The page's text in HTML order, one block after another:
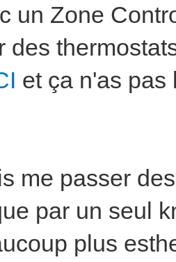
un Zone
des
et ça n'as pas
me passer
par un seul
plus